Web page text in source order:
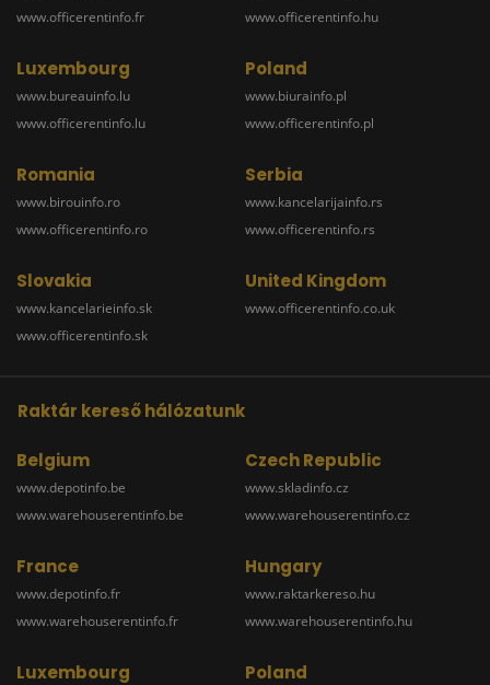
www.officerentinfo.fr
www.officerentinfo.hu
Luxembourg
www.bureauinfo.lu
www.officerentinfo.lu
Poland
www.biurainfo.pl
www.officerentinfo.pl
Romania
www.birouinfo.ro
www.officerentinfo.ro
Serbia
www.kancelarijainfo.rs
www.officerentinfo.rs
Slovakia
www.kancelarieinfo.sk
www.officerentinfo.sk
United Kingdom
www.officerentinfo.co.uk
Raktár kereső hálózatunk
Belgium
www.depotinfo.be
www.warehouserentinfo.be
Czech Republic
www.skladinfo.cz
www.warehouserentinfo.cz
France
www.depotinfo.fr
www.warehouserentinfo.fr
Hungary
www.raktarkereso.hu
www.warehouserentinfo.hu
Luxembourg Poland